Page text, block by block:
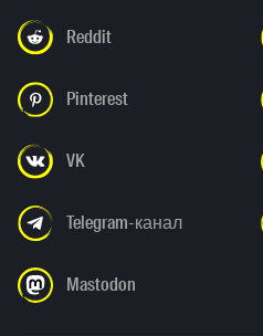
Reddit
Pinterest
VK
Telegram-канал
Mastodon